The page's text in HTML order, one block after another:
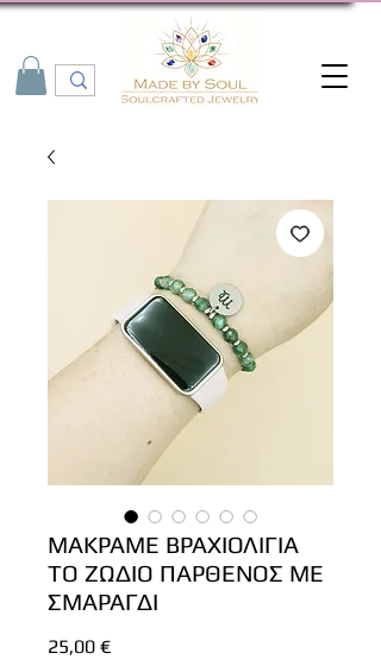
ΜΑΚΡΑΜΕ ΒΡΑΧΙΟΛΙΓΙΑ
ΤΟ ΖΩΔΙΟ ΠΑΡΘΕΝΟΣ ΜΕ
ΣΜΑΡΑΓΔΙ
25,00 €Τιμή